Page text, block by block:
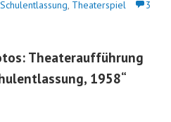
Schulentlassung, Theaterspiel
3
Theateraufführung
1958“